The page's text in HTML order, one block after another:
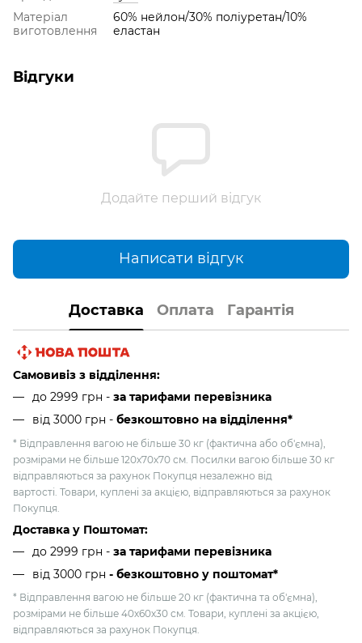
Матеріал
виготовлення
60% нейлон/30% полiуретан/10%
еластан
Відгуки
Додайте перший відгук
Написати відгук
Доставка Оплата Гарантія
Самовивіз з відділення:
до 2999 грн - за тарифами перевізника
від 3000 грн - безкоштовно на відділення*
* Відправлення вагою не більше 30 кг (фактична або об'ємна),
розмірами не більше 120х70х70 см. Посилки вагою більше 30 кг
відправляються за рахунок Покупця незалежно від
вартості. Товари, куплені за акцією, відправляються за рахунок
Покупця.
Доставка у Поштомат:
до 2999 грн - за тарифами перевізника
від 3000 грн - безкоштовно у поштомат*
* Відправлення вагою не більше 20 кг (фактична та об'ємна),
розмірами не більше 40х60х30 см. Товари, куплені за акцією,
відправляються за рахунок Покупця.